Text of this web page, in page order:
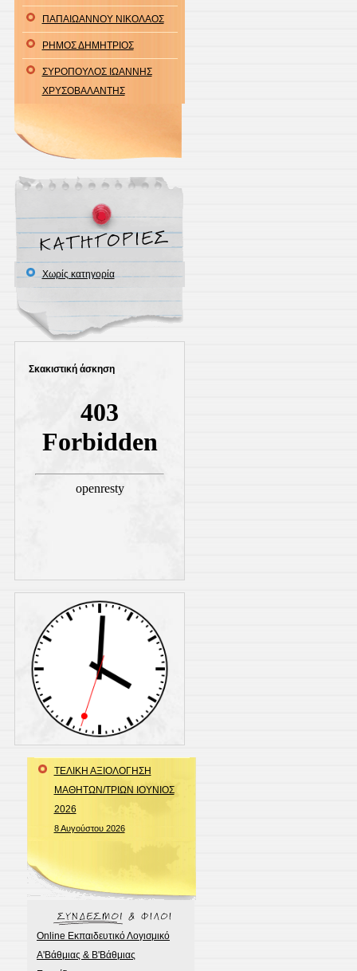
ΠΑΠΑΙΩΑΝΝΟΥ ΝΙΚΟΛΑΟΣ
ΡΗΜΟΣ ΔΗΜΗΤΡΙΟΣ
ΣΥΡΟΠΟΥΛΟΣ ΙΩΑΝΝΗΣ
ΧΡΥΣΟΒΑΛΑΝΤΗΣ
Χωρίς κατηγορία
Σκακιστική άσκηση
ΤΕΛΙΚΗ ΑΞΙΟΛΟΓΗΣΗ
ΜΑΘΗΤΩΝ/ΤΡΙΩΝ ΙΟΥΝΙΟΣ
2026
8 Αυγούστου 2026
Online Εκπαιδευτικό Λογισμικό
Α'Βάθμιας & Β'Βάθμιας